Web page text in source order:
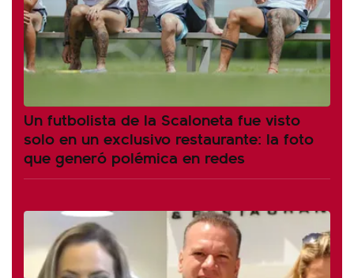
Un futbolista de la Scaloneta fue visto
solo en un exclusivo restaurante: la foto
que generó polémica en redes